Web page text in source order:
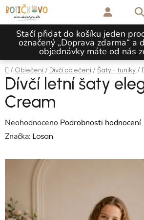
Přejít na obsah
Stačí přidat do košíku jeden
označený „Doprava zdarma“ a
objednávky máte od nás
Domů
/ Oblečení / Dívčí oblečení / Šaty - tuniky /
Dívčí letní šaty
Cream
Průměrné hodnocení produktu je 0,0 z 5
Neohodnoceno Podrobnosti hodnocení
Značka: Losan